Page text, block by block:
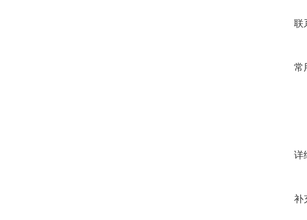
联
常
详
补